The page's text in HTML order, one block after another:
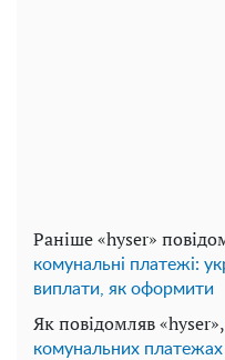
Раніше «hyser»
комунальні платежі:
виплати, як оформити
Як повідомляв «hyser»,
комунальних